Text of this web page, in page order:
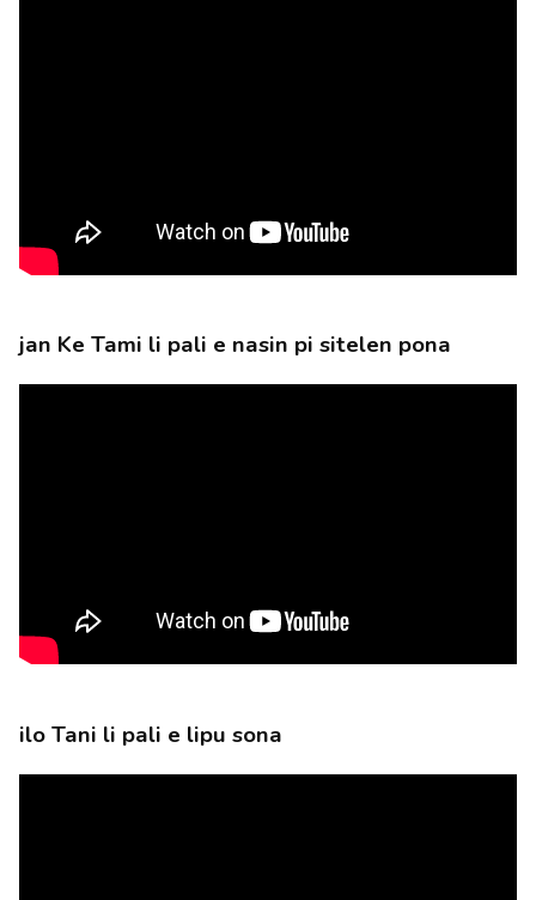
jan Ke Tami li pali e nasin pi sitelen pona
ilo Tani li pali e lipu sona